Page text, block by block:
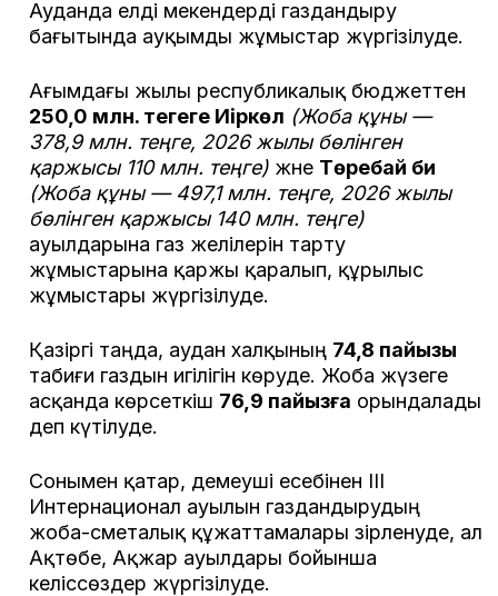
Ауданда елді мекендерді газдандыру
бағытында ауқымды жұмыстар жүргізілуде.
Ағымдағы жылы республикалық бюджеттен
250,0 млн. теңгеге Иіркөл (Жоба құны —
378,9 млн. теңге, 2026 жылы бөлінген
қаржысы 110 млн. теңге) және Төребай би
(Жоба құны — 497,1 млн. теңге, 2026 жылы
бөлінген қаржысы 140 млн. теңге)
ауылдарына газ желілерін тарту
жұмыстарына қаржы қаралып, құрылыс
жұмыстары жүргізілуде.
Қазіргі таңда, аудан халқының 74,8 пайызы
табиғи газдын игілігін көруде. Жоба жүзеге
асқанда көрсеткіш 76,9 пайызға орындалады
деп күтілуде.
Сонымен қатар, демеуші есебінен ІІІ
Интернационал ауылын газдандырудың
жоба-сметалық құжаттамалары әзірленуде, ал
Ақтөбе, Ақжар ауылдары бойынша
келіссөздер жүргізілуде.